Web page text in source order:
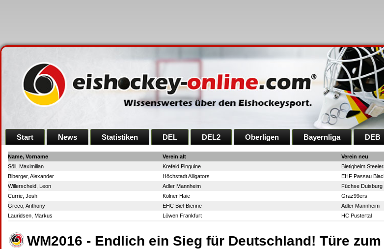
Start News Statistiken DEL DEL2 Oberligen Bayernliga DEB
WM2016 - Endlich ein Sieg für Deutschland! Türe zum